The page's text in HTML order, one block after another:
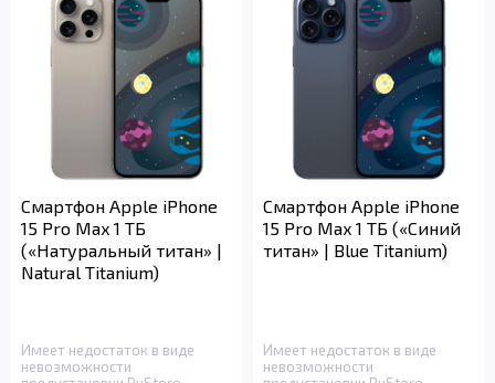
Смартфон Apple iPhone
15 Pro Max 1 ТБ
(«Натуральный титан» |
Natural Titanium)
Имеет недостаток в виде
невозможности
Смартфон Apple iPhone
15 Pro Max 1 ТБ («Синий
титан» | Blue Titanium)
Имеет недостаток в виде
невозможности